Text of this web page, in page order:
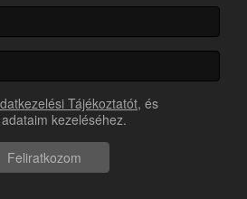
Tájékoztatót, és
kezeléséhez.
Feliratkozom